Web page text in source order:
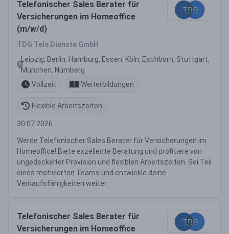
Telefonischer Sales Berater für
Versicherungen im Homeoffice
(m/w/d)
TDG Tele Dienste GmbH
Leipzig, Berlin, Hamburg, Essen, Köln, Eschborn, Stuttgart,
München, Nürnberg
Vollzeit
Weiterbildungen
Flexible Arbeitszeiten
30.07.2026
Werde Telefonischer Sales Berater für Versicherungen im
Homeoffice! Biete exzellente Beratung und profitiere von
ungedeckelter Provision und flexiblen Arbeitszeiten. Sei Teil
eines motivierten Teams und entwickle deine
Verkaufsfähigkeiten weiter.
Telefonischer Sales Berater für
Versicherungen im Homeoffice